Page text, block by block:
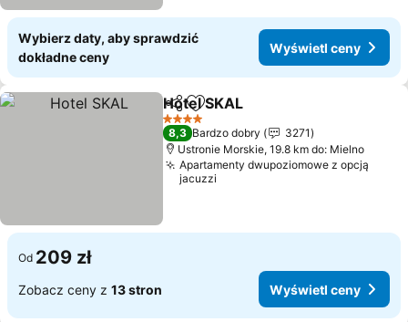
Wybierz daty, aby sprawdzić
dokładne ceny
Wyświetl ceny
Udostępnij
Dodaj do ulubionych
Hotel SKAL
4 Kategoria
8,3 Bardzo dobry
3271
Ustronie Morskie, 19.8 km do: Mielno
Apartamenty dwupoziomowe z opcją
jacuzzi
Od 209 zł
Zobacz ceny z 13 stron Wyświetl ceny